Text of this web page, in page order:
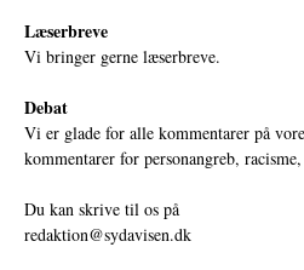
Læserbreve
Vi bringer gerne læserbreve.
Debat
Vi er glade for alle kommentarer på
kommentarer for personangreb,
Du kan skrive til os på
redaktion@sydavisen.dk